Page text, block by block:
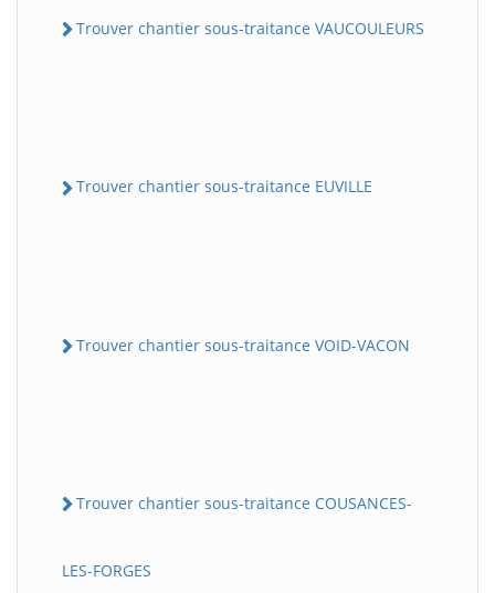
Trouver chantier sous-traitance VAUCOULEURS
Trouver chantier sous-traitance EUVILLE
Trouver chantier sous-traitance VOID-VACON
Trouver chantier sous-traitance COUSANCES-
LES-FORGES